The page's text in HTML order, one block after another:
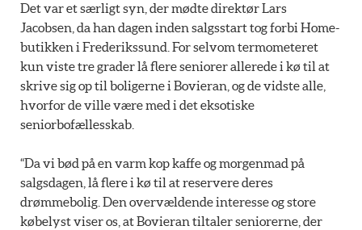
Det var et særligt syn, der mødte direktør Lars
Jacobsen, da han dagen inden salgsstart tog forbi Home-
butikken i Frederikssund. For selvom termometeret
kun viste tre grader lå flere seniorer allerede i kø til at
skrive sig op til boligerne i Bovieran, og de vidste alle,
hvorfor de ville være med i det eksotiske
seniorbofællesskab.
“Da vi bød på en varm kop kaffe og morgenmad på
salgsdagen, lå flere i kø til at reservere deres
drømmebolig. Den overvældende interesse og store
købelyst viser os, at Bovieran tiltaler seniorerne, der